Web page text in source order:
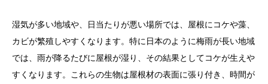
湿気が多い地域や、日当たりが悪い場所では、屋根にコケや藻、
カビが繁殖しやすくなります。特に日本のように梅雨が長い地域
では、雨が降るたびに屋根が湿り、その結果としてコケが生えや
すくなります。これらの生物は屋根材の表面に張り付き、時間が